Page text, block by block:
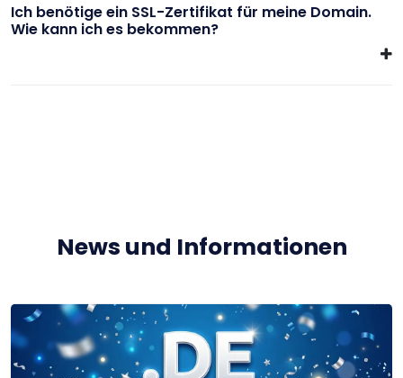
Ich benötige ein SSL-Zertifikat für meine Domain.
Wie kann ich es bekommen?
News und Informationen